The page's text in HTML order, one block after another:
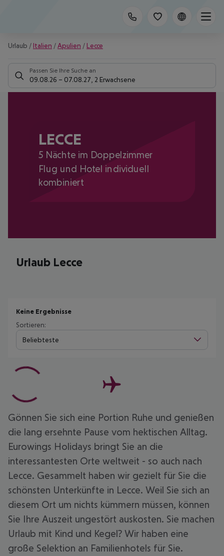
Urlaub / Italien /Apulien / Lecce
Passen Sie Ihre Suche an
09.08.26 – 07.08.27 2 Erwachsene
LECCE
5 Nächte im Doppelzimmer
Flug und Hotel individuell
kombiniert
Urlaub Lecce
Keine Ergebnisse
Sortieren:
Beliebteste
Gönnen Sie sich eine Portion Ruhe und genießen
die lang ersehnte Pause vom hektischen Alltag.
Eurowings Holidays bringt Sie an die
interessantesten Orte weltweit - so auch nach
Lecce. Gesammelt haben wir gezielt für Sie die
schönsten Unterkünfte in Lecce. Weil Sie sich an
diesem Ort um nichts kümmern müssen, können
Sie Ihre Auszeit ungestört auskosten. Sie machen
Urlaub mit Kind und Kegel? Wir haben eine
große Selektion an Familienhotels für Sie.